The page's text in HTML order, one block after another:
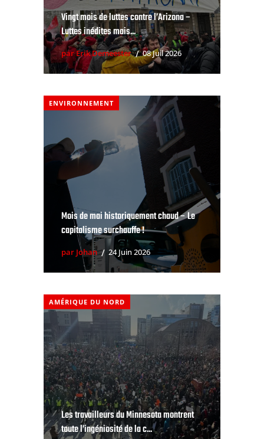
Vingt mois de luttes contre l’Arizona –
Luttes inédites mais...
par Erik Demeester 08 Juil 2026
ENVIRONNEMENT
Mois de mai historiquement chaud – Le
capitalisme surchauffe !
par Johan 24 Juin 2026
AMÉRIQUE DU NORD
Les travailleurs du Minnesota montrent
toute l’ingéniosité de la c...